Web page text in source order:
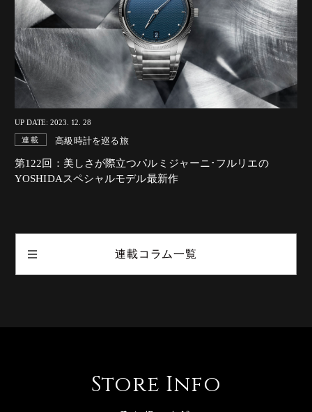
UP DATE: 2023. 12. 28
連載 高級時計を巡る旅
第122回：美しさが際立つパルミジャーニ･フルリエの
YOSHIDAスペシャルモデル最新作
連載コラム一覧
Store Info